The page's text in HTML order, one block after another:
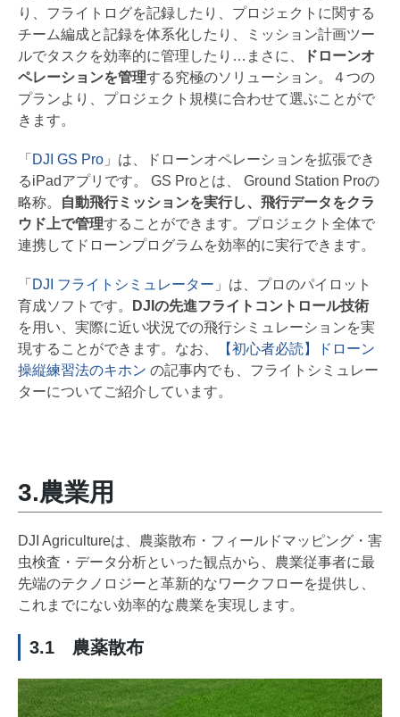
り、フライトログを記録したり、プロジェクトに関する
チーム編成と記録を体系化したり、ミッション計画ツー
ルでタスクを効率的に管理したり…まさに、
ドローンオ
ペレーションを管理する究極のソリューション。４つの
プランより、プロジェクト規模に合わせて選ぶことがで
きます。
「 DJI GS Pro 」は、ドローンオペレーションを拡張でき
るiPadアプリです。 GS Proとは、 Ground Station Proの
略称。
自動飛行ミッションを実行し、飛行データをクラ
ウド上で管理することができます。プロジェクト全体で
連携してドローンプログラムを効率的に実行できます。
「 DJI フライトシミュレーター 」は、プロのパイロット
育成ソフトです。
DJIの先進フライトコントロール技術
を用い、実際に近い状況での飛行シミュレーションを実
現することができます。なお、
【初心者必読】ドローン
操縦練習法のキホン の記事内でも、フライトシミュレー
ターについてご紹介しています。
3.農業用
DJI Agricultureは、農薬散布・フィールドマッピング・害
虫検査・データ分析といった観点から、農業従事者に最
先端のテクノロジーと革新的なワークフローを提供し、
これまでにない効率的な農業を実現します。
3.1 農薬散布